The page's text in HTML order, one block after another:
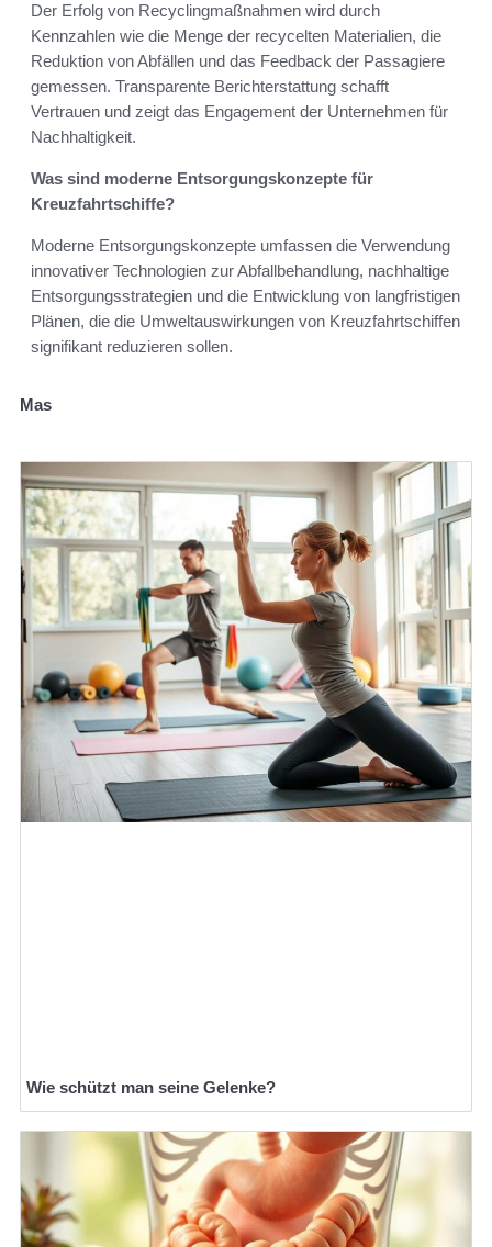
Der Erfolg von Recyclingmaßnahmen wird durch
Kennzahlen wie die Menge der recycelten Materialien, die
Reduktion von Abfällen und das Feedback der Passagiere
gemessen. Transparente Berichterstattung schafft
Vertrauen und zeigt das Engagement der Unternehmen für
Nachhaltigkeit.
Was sind moderne Entsorgungskonzepte für
Kreuzfahrtschiffe?
Moderne Entsorgungskonzepte umfassen die Verwendung
innovativer Technologien zur Abfallbehandlung, nachhaltige
Entsorgungsstrategien und die Entwicklung von langfristigen
Plänen, die die Umweltauswirkungen von Kreuzfahrtschiffen
signifikant reduzieren sollen.
Mas
Wie schützt man seine Gelenke?